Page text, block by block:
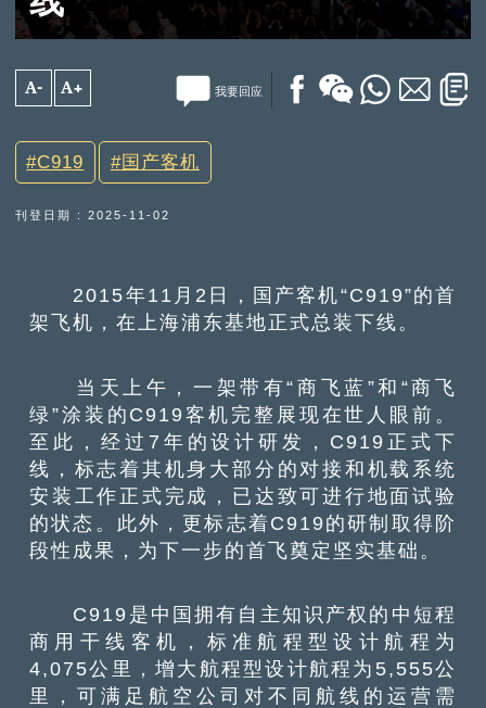
A- A+ 我要回应
C919 国产客机
刊登日期 : 2025-11-02
2015年11月2日，国产客机“C919”的首
架飞机，在上海浦东基地正式总装下线。
当天上午，一架带有“商飞蓝”和“商飞
绿”涂装的C919客机完整展现在世人眼前。
至此，经过7年的设计研发，C919正式下
线，标志着其机身大部分的对接和机载系统
安装工作正式完成，已达致可进行地面试验
的状态。此外，更标志着C919的研制取得阶
段性成果，为下一步的首飞奠定坚实基础。
C919是中国拥有自主知识产权的中短程
商用干线客机，标准航程型设计航程为
4,075公里，增大航程型设计航程为5,555公
里，可满足航空公司对不同航线的运营需